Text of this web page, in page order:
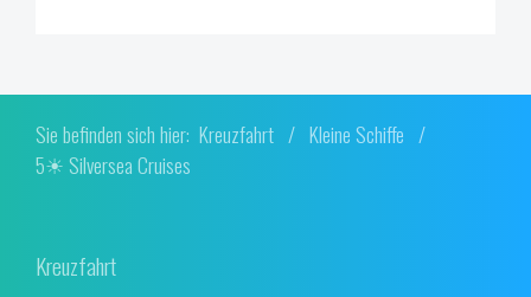
Sie befinden sich hier: Kreuzfahrt / Kleine Schiffe /
5☀ Silversea Cruises
Kreuzfahrt